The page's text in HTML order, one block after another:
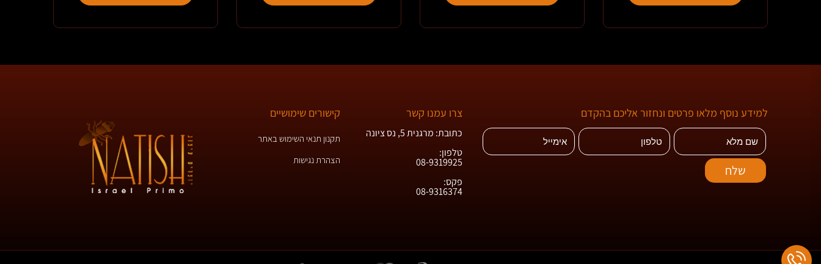
למידע נוסף מלאו פרטים ונחזור אליכם בהקדם צרו עמנו קשר
כתובת: מרגנית 5, נס ציונה
טלפון:
08-9319925
פקס:
08-9316374
קישורים שימושיים
תקנון תנאי השימוש באתר
הצהרת נגישות